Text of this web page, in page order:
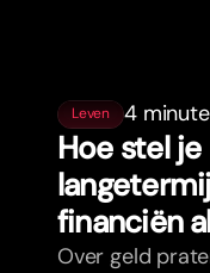
Leven 4
Hoe stel je
financiën
Over geld